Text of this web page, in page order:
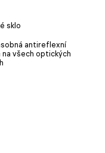
sklo
antireflexní
všech optických